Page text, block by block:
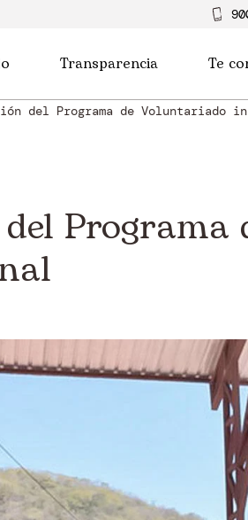
Transparencia Te
del Programa de Voluntariado
Programa